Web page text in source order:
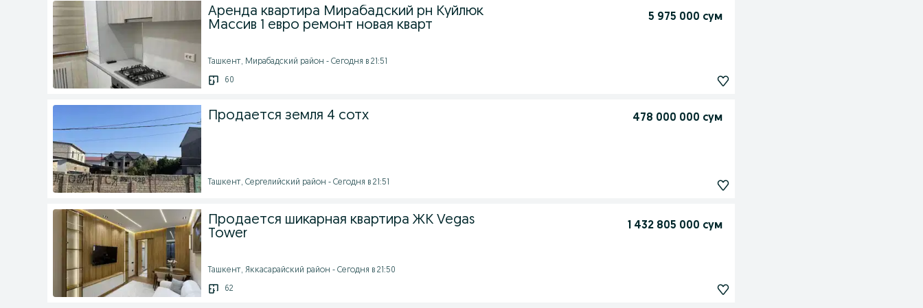
Аренда квартира Мирабадский рн Куйлюк
Массив 1 евро ремонт новая кварт
5 975 000 сум
Ташкент, Мирабадский район - Сегодня в 21:51
60
Продается земля 4 сотх 478 000 000 сум
Ташкент, Сергелийский район - Сегодня в 21:51
Продается шикарная квартира ЖК Vegas
Tower
1 432 805 000 сум
Ташкент, Яккасарайский район - Сегодня в 21:50
62